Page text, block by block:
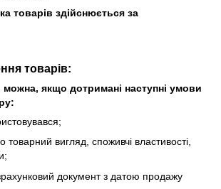
товарів здійснюється за
товарів:
якщо дотримані наступні умови
вигляд, споживчі властивості,
документ з датою продажу